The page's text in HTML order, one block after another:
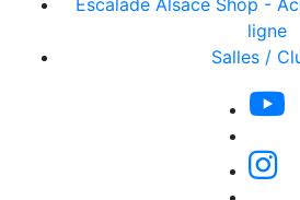
Escalade Alsace Shop -
ligne
Salles /